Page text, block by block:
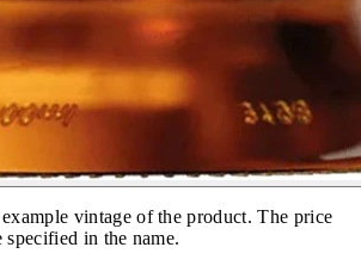
vintage of the product. The price
in the name.